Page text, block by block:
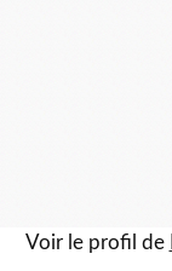
Voir le profil de